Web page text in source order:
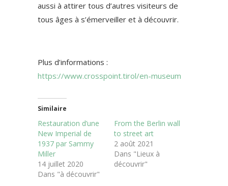
aussi à attirer tous d’autres visiteurs de
tous âges à s’émerveiller et à découvrir.
Plus d’informations :
https://www.crosspoint.tirol/en-museum
Similaire
Restauration d’une
New Imperial de
1937 par Sammy
Miller
14 juillet 2020
Dans "à découvrir"
From the Berlin wall
to street art
2 août 2021
Dans "Lieux à
découvrir"